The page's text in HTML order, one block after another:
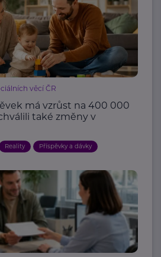
věcí ČR
má vzrůst na 400 000
také změny v
Reality Příspěvky a dávky